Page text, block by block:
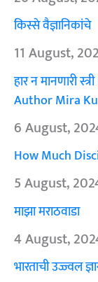
किस्से वैज्ञानिकांचे
11 August,
हार न मानणारी
Author Mira
6 August,
How Much
5 August,
माझा मराठवाडा
4 August,
भारताची उज्ज्वल